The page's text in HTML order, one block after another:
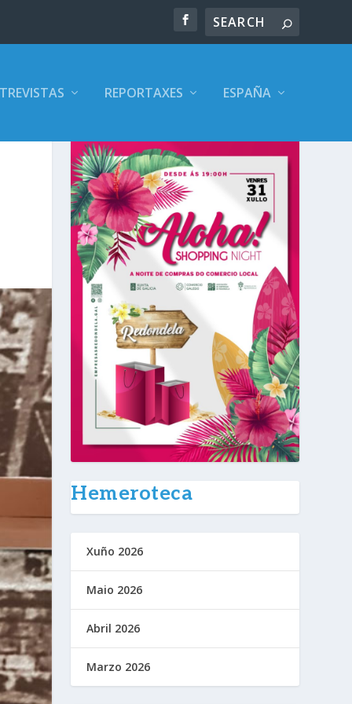
REPORTAXES ESPAÑA
Hemeroteca
Xuño 2026
Maio 2026
Abril 2026
Marzo 2026